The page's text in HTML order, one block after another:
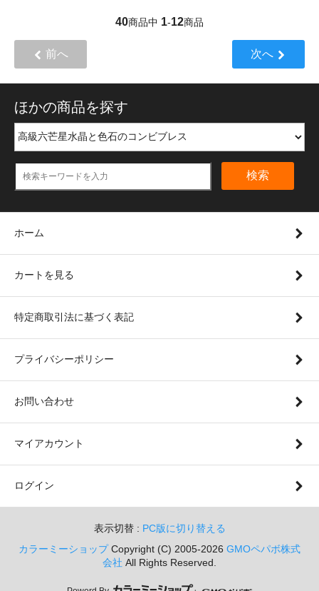
40商品中 1-12商品
前へ 次へ
ほかの商品を探す
検索
ホーム
カートを見る
特定商取引法に基づく表記
プライバシーポリシー
お問い合わせ
マイアカウント
ログイン
表示切替 : PC版に切り替える
カラーミーショップCopyright (C) 2005-2026 GMOペパボ株式
会社 All Rights Reserved.